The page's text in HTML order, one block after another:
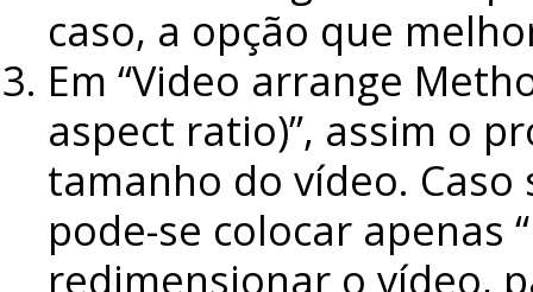
caso, a opção que
Em “Video arrange
aspect ratio)”, assim o
tamanho do vídeo.
pode-se colocar apenas
redimensionar o vídeo,